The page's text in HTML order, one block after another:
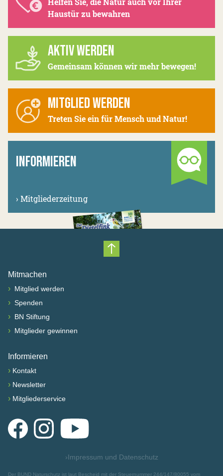
Haustür zu bewahren
AKTIV WERDEN
Gemeinsam können wir mehr bewegen!
MITGLIED WERDEN
Treten Sie ein für Mensch und Natur!
INFORMIEREN
› Mitgliederzeitung
Nach oben scrollen
Mitmachen
› Mitglied werden
› Spenden
› BN Stiftung
› Mitglieder gewinnen
Informieren
› Kontakt
› Newsletter
› Mitgliederservice
FacebookInstagramYouTube
›Impressum und Datenschutz
Der BUND Naturschutz ist laut Bescheid mit der Steuernummer 244/147/80055 vom